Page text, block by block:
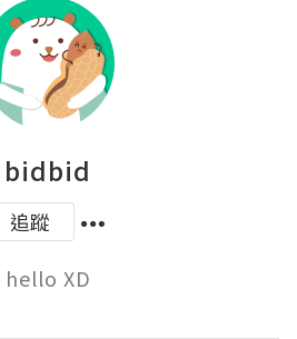
bidbid
追蹤
hello XD